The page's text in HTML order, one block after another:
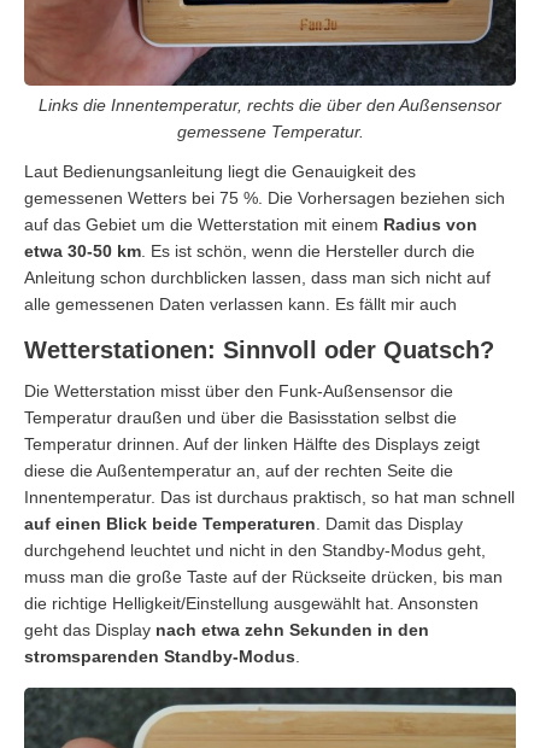
Links die Innentemperatur, rechts die über den Außensensor
gemessene Temperatur.
Laut Bedienungsanleitung liegt die Genauigkeit des
gemessenen Wetters bei 75 %. Die Vorhersagen beziehen sich
auf das Gebiet um die Wetterstation mit einem Radius von
etwa 30-50 km. Es ist schön, wenn die Hersteller durch die
Anleitung schon durchblicken lassen, dass man sich nicht auf
alle gemessenen Daten verlassen kann. Es fällt mir auch
Wetterstationen: Sinnvoll oder Quatsch?
Die Wetterstation misst über den Funk-Außensensor die
Temperatur draußen und über die Basisstation selbst die
Temperatur drinnen. Auf der linken Hälfte des Displays zeigt
diese die Außentemperatur an, auf der rechten Seite die
Innentemperatur. Das ist durchaus praktisch, so hat man schnell
auf einen Blick beide Temperaturen. Damit das Display
durchgehend leuchtet und nicht in den Standby-Modus geht,
muss man die große Taste auf der Rückseite drücken, bis man
die richtige Helligkeit/Einstellung ausgewählt hat. Ansonsten
geht das Display nach etwa zehn Sekunden in den
stromsparenden Standby-Modus.